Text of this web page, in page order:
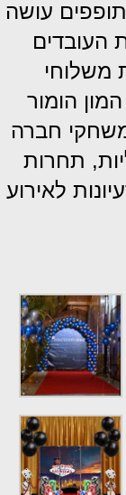
עושה
העובדים
משלוחי
הומור
חברה
תחרות
לאירוע